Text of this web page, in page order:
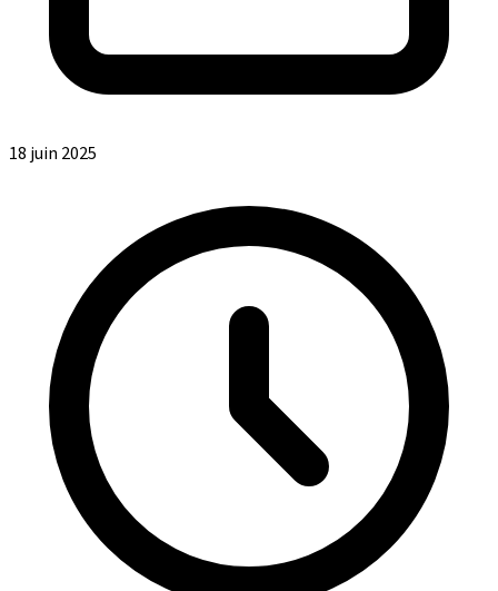
18 juin 2025